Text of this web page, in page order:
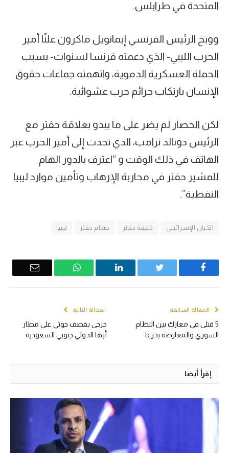
المتحدة في طرابلس.
ووبخ الرئيس الفرنسي إيمانويل ماكرون علنًا أمير
الحرب الليبي- الذي دعمته فرنسا لسنوات- بسبب
الحملة العسكرية الدموية، واتهمته جماعات حقوق
الإنسان بارتكاب جرائم حرب عشوائية.
لكن الحصار لم يضر على ما يبدو بعلاقة حفتر مع
الرئيس دونالد ترامب، الذي تحدث إلى أمير الحرب عبر
الهاتف في ذلك الوقت و “اعترف بالدور الهام
للمشير حفتر في محاربة الإرهاب وتأمين موارد ليبيا
النفطية”.
الكيان الإسرائيلي خليفة حفتر صدام حفتر ليبيا
Twitter
LinkedIn
WhatsApp
Email
المقالة السابقة
5 قتلى في معارك بين النظام
السوري والمعارضة بدرعا
المقالة التالية
جرحى بقصف حوثي على مطار
أبها الدولي جنوبي السعودية
إقرأ أيضا